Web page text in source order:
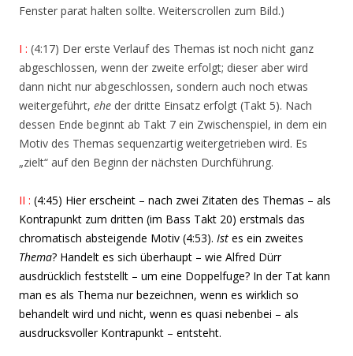
Fenster parat halten sollte. Weiterscrollen zum Bild.)
I : (4:17) Der erste Verlauf des Themas ist noch nicht ganz
abgeschlossen, wenn der zweite erfolgt; dieser aber wird
dann nicht nur abgeschlossen, sondern auch noch etwas
weitergeführt, ehe der dritte Einsatz erfolgt (Takt 5). Nach
dessen Ende beginnt ab Takt 7 ein Zwischenspiel, in dem ein
Motiv des Themas sequenzartig weitergetrieben wird. Es
„zielt“ auf den Beginn der nächsten Durchführung.
II : (4:45) Hier erscheint – nach zwei Zitaten des Themas – als
Kontrapunkt zum dritten (im Bass Takt 20) erstmals das
chromatisch absteigende Motiv (4:53). Ist es ein zweites
Thema? Handelt es sich überhaupt – wie Alfred Dürr
ausdrücklich feststellt – um eine Doppelfuge? In der Tat kann
man es als Thema nur bezeichnen, wenn es wirklich so
behandelt wird und nicht, wenn es quasi nebenbei – als
ausdrucksvoller Kontrapunkt – entsteht.